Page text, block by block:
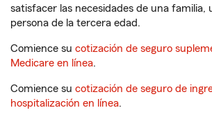
satisfacer las necesidades de una familia,
persona de la tercera edad.
Comience su cotización de seguro
Medicare en línea.
Comience su cotización de seguro de
hospitalización en línea.